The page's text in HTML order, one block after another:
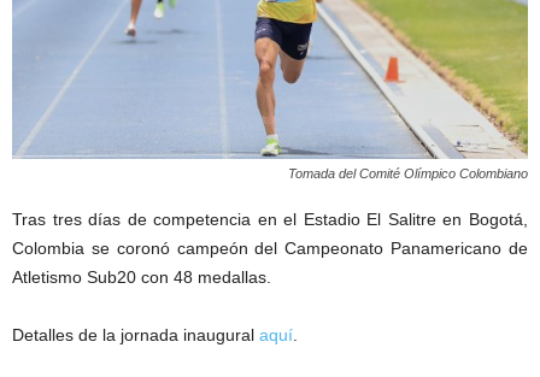
Tomada del Comité Olímpico Colombiano
Tras tres días de competencia en el Estadio El Salitre en Bogotá,
Colombia se coronó campeón del Campeonato Panamericano de
Atletismo Sub20 con 48 medallas.
Detalles de la jornada inaugural aquí